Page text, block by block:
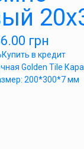
грн
Купить в кредит
Golden Tile Кара
200*300*7 мм